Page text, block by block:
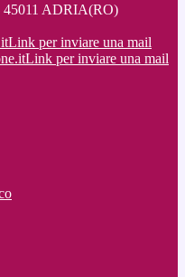
ADRIA(RO)
Link per inviare una mail
Link per inviare una mail